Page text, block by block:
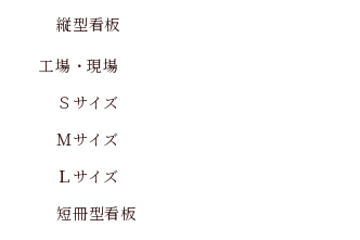
縦型看板
工場・現場
Ｓサイズ
Ｍサイズ
Ｌサイズ
短冊型看板